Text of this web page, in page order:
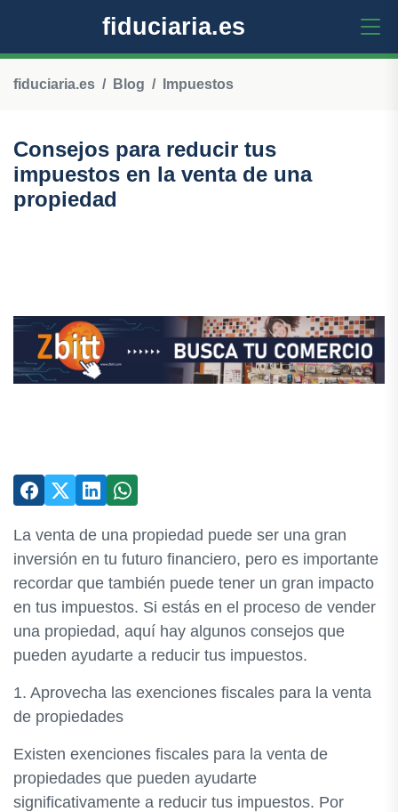
fiduciaria.es
fiduciaria.es Blog Impuestos
Consejos para reducir tus
impuestos en la venta de una
propiedad
La venta de una propiedad puede ser una gran
inversión en tu futuro financiero, pero es importante
recordar que también puede tener un gran impacto
en tus impuestos. Si estás en el proceso de vender
una propiedad, aquí hay algunos consejos que
pueden ayudarte a reducir tus impuestos.
1. Aprovecha las exenciones fiscales para la venta
de propiedades
Existen exenciones fiscales para la venta de
propiedades que pueden ayudarte
significativamente a reducir tus impuestos. Por